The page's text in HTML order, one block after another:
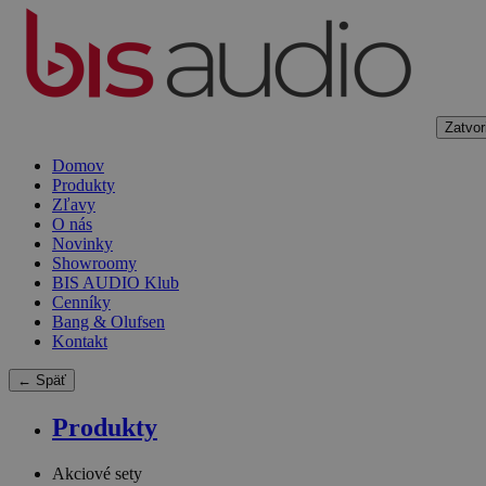
Domov
Produkty
Zľavy
O nás
Novinky
Showroomy
BIS AUDIO Klub
Cenníky
Bang & Olufsen
Kontakt
← Späť
Produkty
Akciové sety